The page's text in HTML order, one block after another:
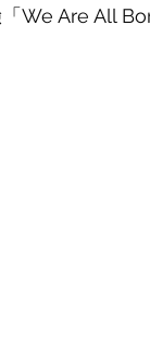
We Are All